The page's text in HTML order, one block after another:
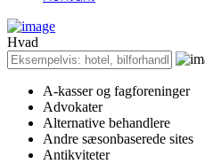
Hvad
A-kasser og fagforeninger
Advokater
Alternative behandlere
Andre sæsonbaserede sites
Antikviteter